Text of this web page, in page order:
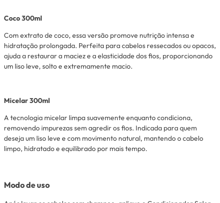
Coco 300ml
Com extrato de coco, essa versão promove nutrição intensa e
hidratação prolongada. Perfeita para cabelos ressecados ou opacos,
ajuda a restaurar a maciez e a elasticidade dos fios, proporcionando
um liso leve, solto e extremamente macio.
Micelar 300ml
A tecnologia micelar limpa suavemente enquanto condiciona,
removendo impurezas sem agredir os fios. Indicada para quem
deseja um liso leve e com movimento natural, mantendo o cabelo
limpo, hidratado e equilibrado por mais tempo.
Modo de uso